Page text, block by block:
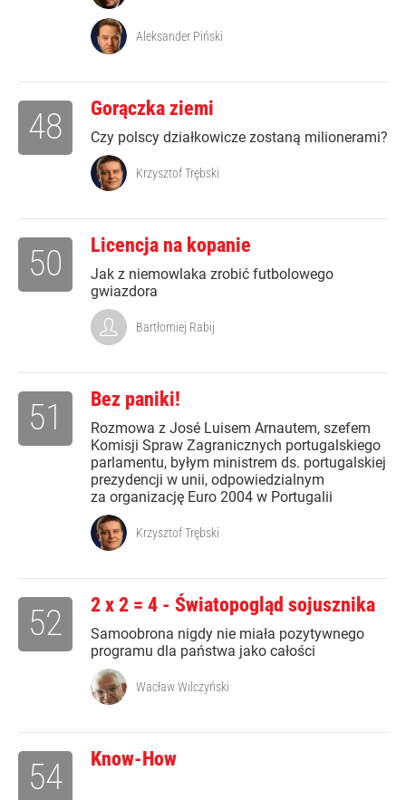
Aleksander Piński
Gorączka ziemi
Czy polscy działkowicze zostaną milionerami?
48
Krzysztof Trębski
Licencja na kopanie
Jak z niemowlaka zrobić futbolowego
gwiazdora
50
Bartłomiej Rabij
Bez paniki!
Rozmowa z José Luisem Arnautem, szefem
Komisji Spraw Zagranicznych portugalskiego
parlamentu, byłym ministrem ds. portugalskiej
prezydencji w unii, odpowiedzialnym
za organizację Euro 2004 w Portugalii
51
Krzysztof Trębski
2 x 2 = 4 - Światopogląd sojusznika
Samoobrona nigdy nie miała pozytywnego
programu dla państwa jako całości
52
Wacław Wilczyński
Know-How
54